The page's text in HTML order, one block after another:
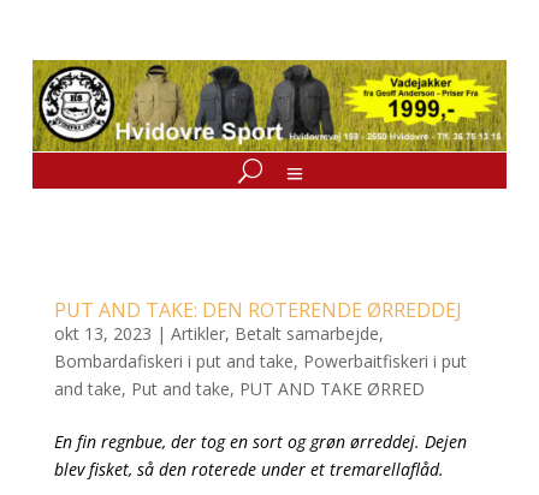
PUT AND TAKE: DEN ROTERENDE ØRREDDEJ
okt 13, 2023 | Artikler, Betalt samarbejde,
Bombardafiskeri i put and take, Powerbaitfiskeri i put
and take, Put and take, PUT AND TAKE ØRRED
En fin regnbue, der tog en sort og grøn ørreddej. Dejen
blev fisket, så den roterede under et tremarellaflåd.